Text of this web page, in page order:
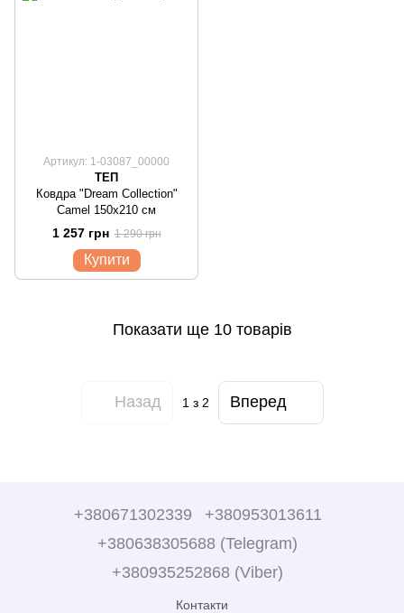
Артикул: 1-03087_00000
ТЕП
Ковдра "Dream Collection"
Camel 150x210 см
1 257 грн 1 290 грн
Купити
Показати ще 10 товарів
Назад 1 з 2 Вперед
+380671302339
+380953013611
+380638305688 (Telegram)
+380935252868 (Viber)
Контакти